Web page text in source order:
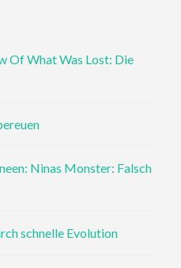
Of What Was Lost: Die
Ninas Monster: Falsch
schnelle Evolution